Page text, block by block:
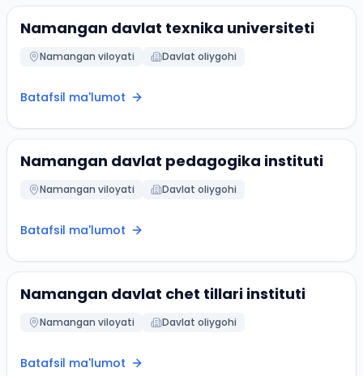
Namangan davlat texnika universiteti
Namangan viloyati Davlat oliygohi
Batafsil ma'lumot
Namangan davlat pedagogika instituti
Namangan viloyati Davlat oliygohi
Batafsil ma'lumot
Namangan davlat chet tillari instituti
Namangan viloyati Davlat oliygohi
Batafsil ma'lumot